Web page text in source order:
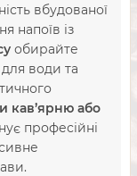
вбудованої
напоїв із
обирайте
води та
кав’ярню або
професійні